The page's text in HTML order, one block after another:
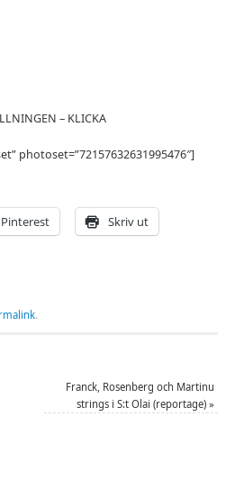
– KLICKA
photoset=”72157632631995476″]
Pinterest Skriv ut
.
Franck, Rosenberg och Martinu
strings i S:t Olai (reportage)»